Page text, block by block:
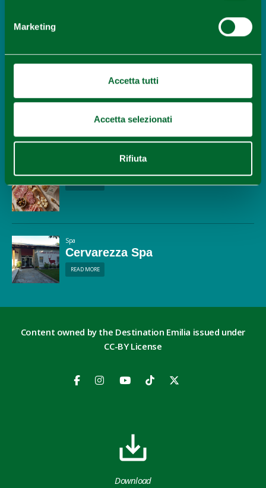
Marketing
Accetta tutti
Accetta selezionati
Rifiuta
Summertime in Reggio Emilia’s
Apennines: between Ligonchio and the
READ MORE
Spa
Cervarezza Spa
READ MORE
Content owned by the Destination Emilia issued under
CC-BY License
Download